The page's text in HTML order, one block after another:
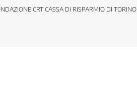
CRT CASSA DI RISPARMIO DI TORINO